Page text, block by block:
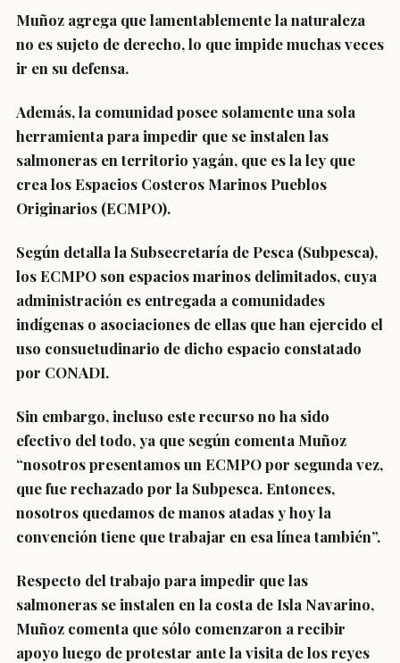
Muñoz agrega que lamentablemente la naturaleza
no es sujeto de derecho, lo que impide muchas veces
ir en su defensa.
Además, la comunidad posee solamente una sola
herramienta para impedir que se instalen las
salmoneras en territorio yagán, que es la ley que
crea los Espacios Costeros Marinos Pueblos
Originarios (ECMPO).
Según detalla la Subsecretaría de Pesca (Subpesca),
los ECMPO son espacios marinos delimitados, cuya
administración es entregada a comunidades
indígenas o asociaciones de ellas que han ejercido el
uso consuetudinario de dicho espacio constatado
por CONADI.
Sin embargo, incluso este recurso no ha sido
efectivo del todo, ya que según comenta Muñoz
“nosotros presentamos un ECMPO por segunda vez,
que fue rechazado por la Subpesca. Entonces,
nosotros quedamos de manos atadas y hoy la
convención tiene que trabajar en esa línea también”.
Respecto del trabajo para impedir que las
salmoneras se instalen en la costa de Isla Navarino,
Muñoz comenta que sólo comenzaron a recibir
apoyo luego de protestar ante la visita de los reyes